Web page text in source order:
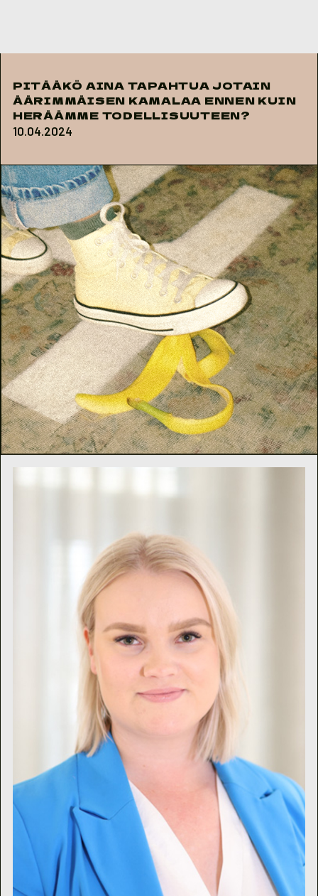
PITÄÄKÖ AINA TAPAHTUA JOTAIN
ÄÄRIMMÄISEN KAMALAA ENNEN KUIN
HERÄÄMME TODELLISUUTEEN?
10.04.2024